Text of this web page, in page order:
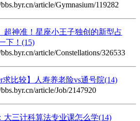
article/Gymnasium/119282
超神准！星座小王子独创的新型占
下！(15)
article/Constellations/326533
求比较】人寿养老险vs通号院(14)
article/Job/2147920
大三计科算法专业课怎么学(14)